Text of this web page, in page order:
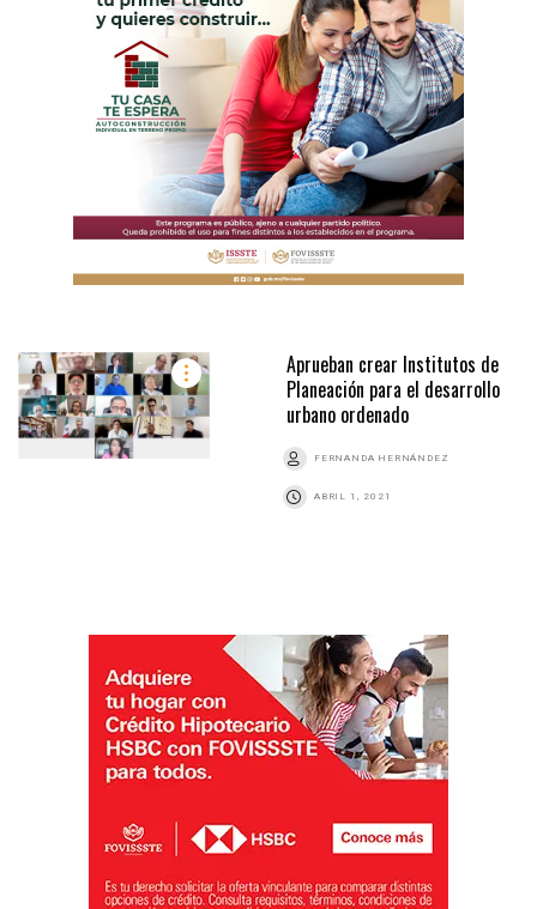
Aprueban crear Institutos de
Planeación para el desarrollo
urbano ordenado
FERNANDA HERNÁNDEZ
ABRIL 1, 2021